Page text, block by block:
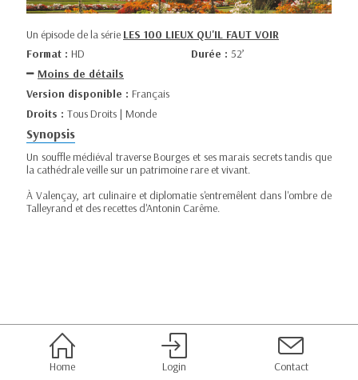
Un épisode de la série LES 100 LIEUX QU'IL FAUT VOIR
Format : HD Durée : 52’
Moins de détails
Version disponible : Français
Droits : Tous Droits | Monde
Synopsis
Un souffle médiéval traverse Bourges et ses marais secrets tandis que
la cathédrale veille sur un patrimoine rare et vivant.
À Valençay, art culinaire et diplomatie s'entremêlent dans l'ombre de
Talleyrand et des recettes d'Antonin Carême.
Home Login Contact